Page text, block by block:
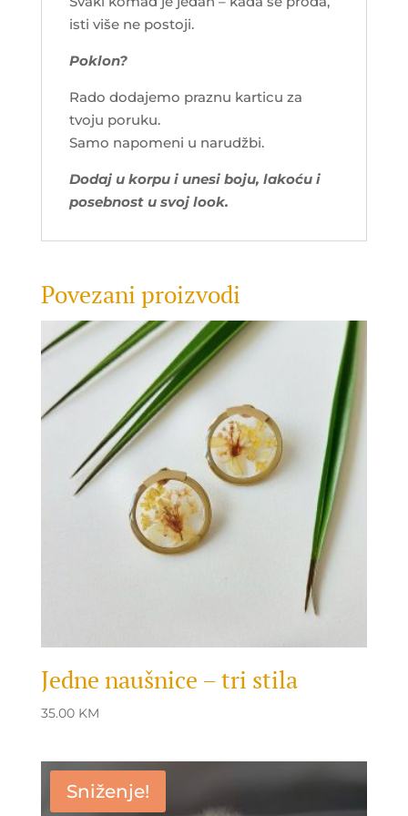
isti više ne postoji.
Poklon?
Rado dodajemo praznu karticu za
tvoju poruku.
Samo napomeni u narudžbi.
Dodaj u korpu i unesi boju, lakoću i
posebnost u svoj look.
Povezani proizvodi
Jedne naušnice – tri stila
35.00 KM
Sniženje!